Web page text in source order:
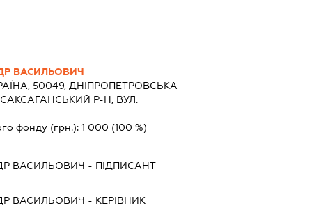
ВАСИЛЬОВИЧ
50049, ДНIПРОПЕТРОВСЬКА
Р-Н, ВУЛ.
фонду (грн.): 1 000 (100 %)
ВАСИЛЬОВИЧ - ПІДПИСАНТ
ВАСИЛЬОВИЧ - КЕРІВНИК